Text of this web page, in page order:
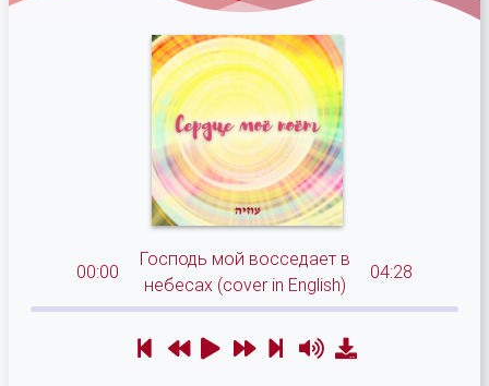
00:00
Господь мой восседает в
небесах (cover in English)
04:28